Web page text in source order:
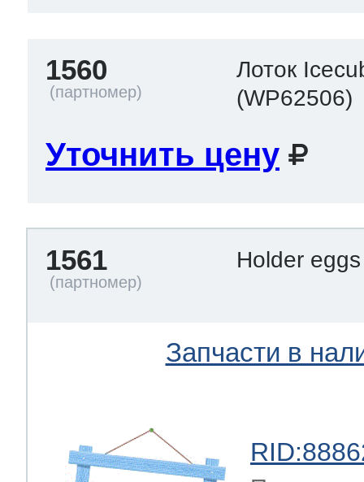
1560
Лоток
(WP62506)
Уточнить цену
1561 Holder
Запчасти в